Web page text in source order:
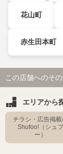
花山町
赤生田本町
この店舗へのそ
エリアから
チラシ・広告掲載
Shufoo!（シュフ
ー）